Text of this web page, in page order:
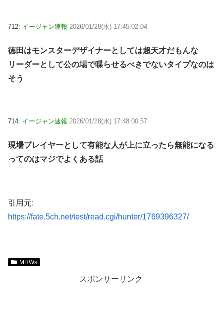
712: イージャン速報 2026/01/28(水) 17:45:02.04
徳田はモンスターデザイナーとしては超天才だもんな
リーダーとして公の場で喋らせるべきでないタイプなのは
そう
714: イージャン速報 2026/01/28(水) 17:48:00.57
現場プレイヤーとして有能な人が上に立ったら無能になる
ってのはマジでよくある話
引用元:
https://fate.5ch.net/test/read.cgi/hunter/1769396327/
MHWs
スポンサーリンク